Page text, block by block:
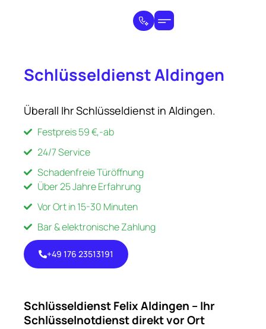
Schlüsseldienst Aldingen
Überall Ihr Schlüsseldienst in Aldingen.
Festpreis 59 €,-ab
24/7 Service
Schadenfreie Türöffnung
Über 25 Jahre Erfahrung
Vor Ort in 15-30 Minuten
Bar & elektronische Zahlung
+49 176 23513191
Schlüsseldienst Felix Aldingen – Ihr
Schlüsselnotdienst direkt vor Ort